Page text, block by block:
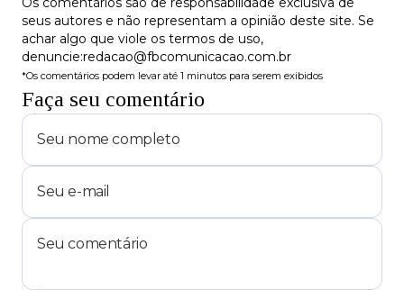
seus autores e não representam a opinião deste site. Se
achar algo que viole os termos de uso,
denuncie:redacao@fbcomunicacao.com.br
*Os comentários podem levar até 1 minutos para serem exibidos
Faça seu comentário